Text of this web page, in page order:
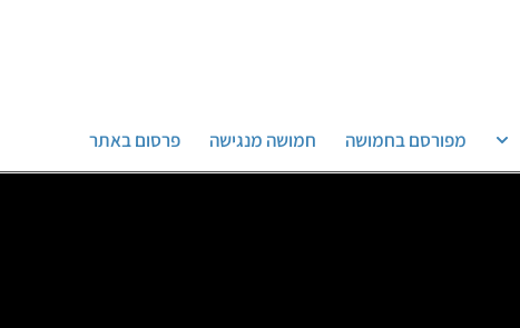
מפורסם בחמושה חמושה מנגישה פרסום באתר